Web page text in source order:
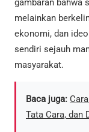
gambaran bahwa
melainkan
ekonomi, dan
sendiri sejauh
masyarakat.
Baca juga:
Tata Cara, dan